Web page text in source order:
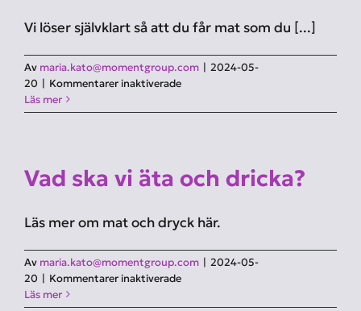
något?
Vi löser självklart så att du får mat som du [...]
Av maria.kato@momentgroup.com | 2024-05-
20 | Kommentarer inaktiveradeför
gör
är
viss
Läs mer
Vad ska vi äta och dricka?
Läs mer om mat och dryck här.
Av maria.kato@momentgroup.com | 2024-05-
20 | Kommentarer inaktiveradeför
Läs mer